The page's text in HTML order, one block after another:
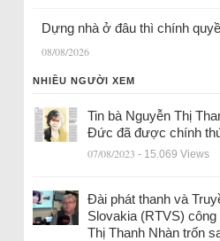
Dựng nhà ở đâu thì chính
08/08/2026
NHIỀU NGƯỜI XEM
Tin bà Nguyễn Thị
Đức đã được chính
07/08/2023 - 15.069 Views
Đài phát thanh và
Slovakia (RTVS)
Thị Thanh Nhàn trốn